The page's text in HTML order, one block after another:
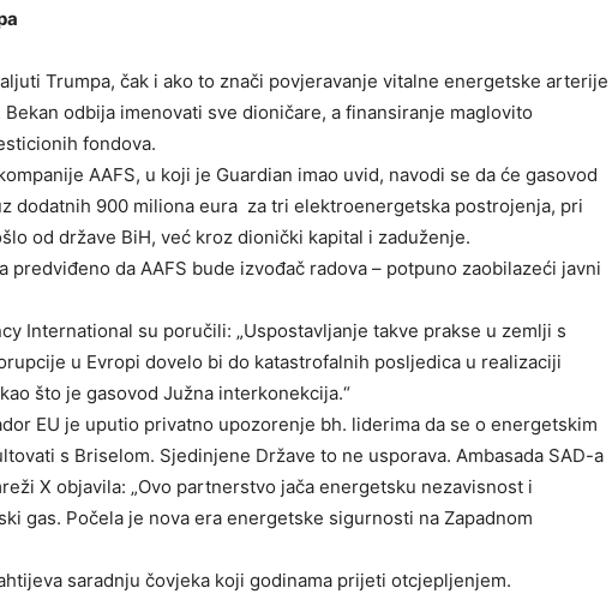
Trumpa, čak i ako to znači povjeravanje vitalne energetske arterije
odbija imenovati sve dioničare, a finansiranje maglovito
fondova.
AAFS, u koji je Guardian imao uvid, navodi se da će gasovod
dodatnih 900 miliona eura za tri elektroenergetska postrojenja, pri
od države BiH, već kroz dionički kapital i zaduženje.
predviđeno da AAFS bude izvođač radova – potpuno zaobilazeći javni
International su poručili: „Uspostavljanje takve prakse u zemlji s
u Evropi dovelo bi do katastrofalnih posljedica u realizaciji
što je gasovod Južna interkonekcija.“
EU je uputio privatno upozorenje bh. liderima da se o energetskim
s Briselom. Sjedinjene Države to ne usporava. Ambasada SAD-a
X objavila: „Ovo partnerstvo jača energetsku nezavisnost i
gas. Počela je nova era energetske sigurnosti na Zapadnom
saradnju čovjeka koji godinama prijeti otcjepljenjem.